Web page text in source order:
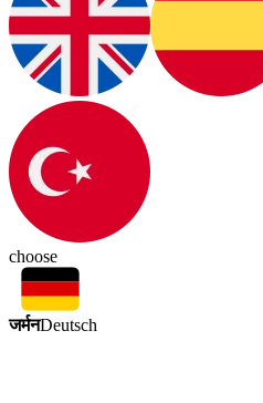
choose
जर्मनDeutsch